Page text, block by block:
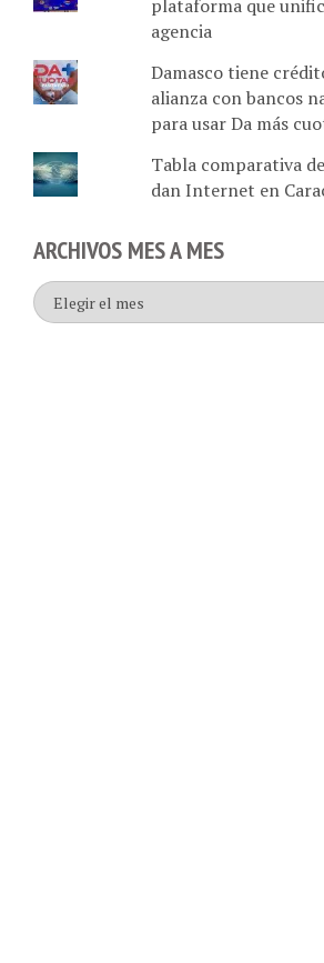
plataforma que
agencia
Damasco tiene
alianza con bancos
para usar Da más
Tabla comparativa
dan Internet en
ARCHIVOS MES A MES
Archivos
mes